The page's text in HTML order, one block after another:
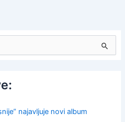
najavljuje novi album